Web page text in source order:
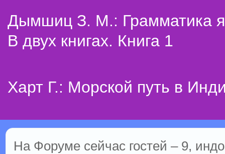
Дымшиц З. М.: Грамматика
В двух книгах. Книга 1
Харт Г.: Морской путь в
На Форуме сейчас гостей – 9,